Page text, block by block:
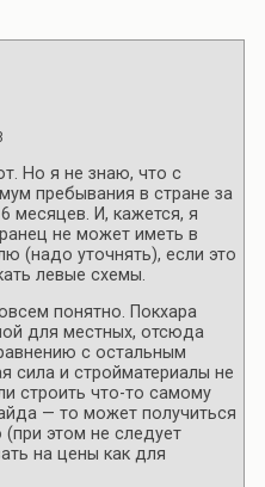
Но я не знаю, что с
пребывания в стране за
месяцев. И, кажется, я
не может иметь в
(надо уточнять), если это
левые схемы.
понятно. Покхара
для местных, отсюда
с остальным
сила и стройматериалы не
строить что-то самому
— то может получиться
этом не следует
на цены как для